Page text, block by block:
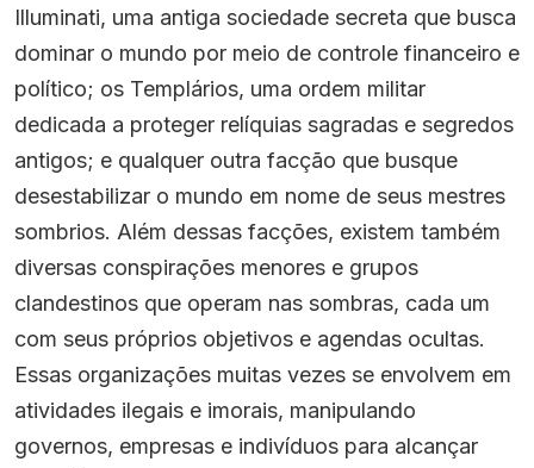
Illuminati, uma antiga sociedade secreta que busca
dominar o mundo por meio de controle financeiro e
político; os Templários, uma ordem militar
dedicada a proteger relíquias sagradas e segredos
antigos; e qualquer outra facção que busque
desestabilizar o mundo em nome de seus mestres
sombrios. Além dessas facções, existem também
diversas conspirações menores e grupos
clandestinos que operam nas sombras, cada um
com seus próprios objetivos e agendas ocultas.
Essas organizações muitas vezes se envolvem em
atividades ilegais e imorais, manipulando
governos, empresas e indivíduos para alcançar